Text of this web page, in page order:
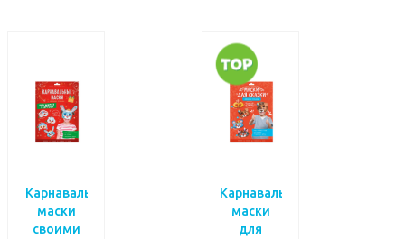
Карнавальные
маски
своими
Карнавальные
маски
для